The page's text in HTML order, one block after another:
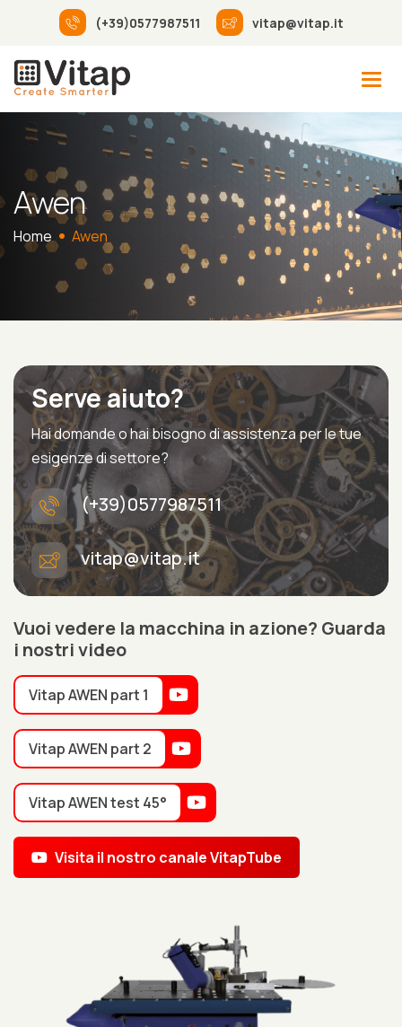
(+39)0577987511 vitap@vitap.it
Awen
Home Awen
Serve aiuto?
Hai domande o hai bisogno di assistenza per le tue
esigenze di settore?
(+39)0577987511
vitap@vitap.it
Vuoi vedere la macchina in azione? Guarda
i nostri video
Vitap AWEN part 1
Vitap AWEN part 2
Vitap AWEN test 45°
Visita il nostro canale VitapTube